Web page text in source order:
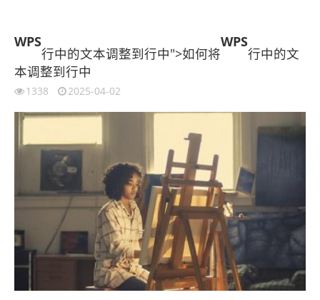
WPS
行中的文本调整到行中">如何将
WPS
行中的文
本调整到行中
1338 2025-04-02